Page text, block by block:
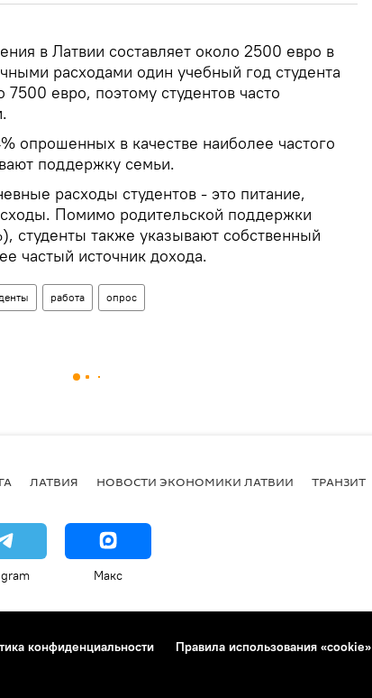
в Латвии составляет около 2500 евро в
расходами один учебный год студента
евро, поэтому студентов часто
опрошенных в качестве наиболее частого
поддержку семьи.
расходы студентов - это питание,
Помимо родительской поддержки
студенты также указывают собственный
частый источник дохода.
работа опрос
ЛАТВИЯ НОВОСТИ ЭКОНОМИКИ ЛАТВИИ ТРАНЗИТ
Макс
конфиденциальности Правила использования «cookie»